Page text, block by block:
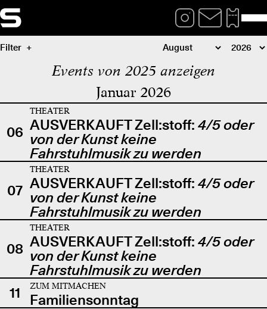
Filter
Events von 2025 anzeigen
Januar 2026
06
THEATER
AUSVERKAUFT Zell:stoff: 4/5 oder
von der Kunst keine
Fahrstuhlmusik zu werden
07
THEATER
AUSVERKAUFT Zell:stoff: 4/5 oder
von der Kunst keine
Fahrstuhlmusik zu werden
08
THEATER
AUSVERKAUFT Zell:stoff: 4/5 oder
von der Kunst keine
Fahrstuhlmusik zu werden
11
ZUM MITMACHEN
Familiensonntag